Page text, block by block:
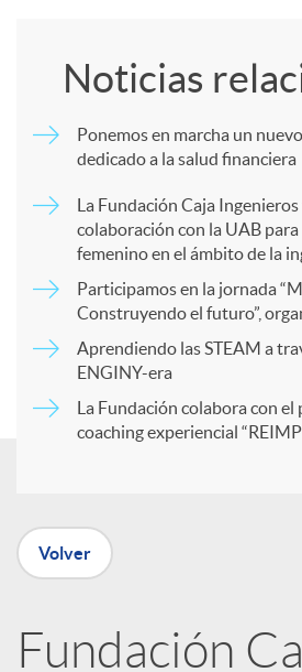
m
t
r
Noticias
Ponemos en marcha un
dedicado a la salud financiera
La Fundación Caja
colaboración con la UAB
femenino en el ámbito de la
Participamos en la jornada
Construyendo el futuro”,
Aprendiendo las STEAM a
ENGINY-era
La Fundación colabora con el
coaching experiencial
Volver
Fundación